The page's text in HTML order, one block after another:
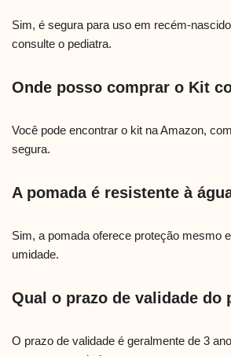
Sim, é segura para uso em recém-
consulte o pediatra.
Onde posso comprar o Kit
Você pode encontrar o kit na Amazon,
segura.
A pomada é resistente à
Sim, a pomada oferece proteção mesmo
umidade.
Qual o prazo de validade do
O prazo de validade é geralmente de 3